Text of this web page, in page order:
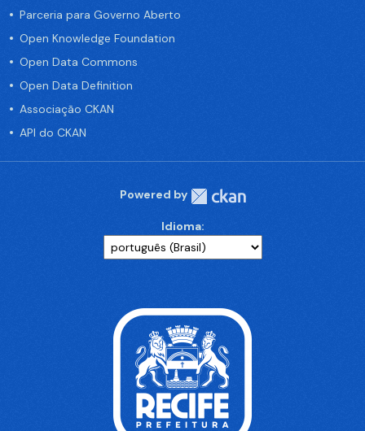
Parceria para Governo Aberto
Open Knowledge Foundation
Open Data Commons
Open Data Definition
Associação CKAN
API do CKAN
Powered by
Idioma